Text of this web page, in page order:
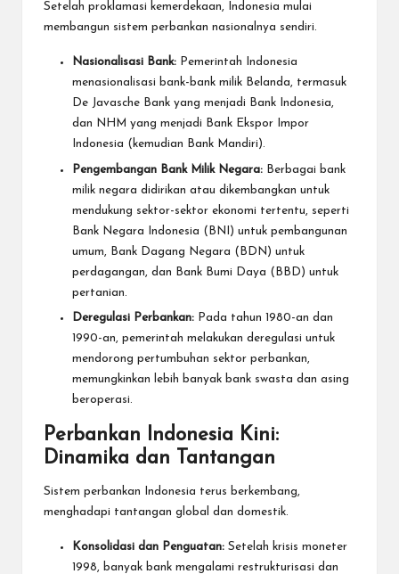
Setelah proklamasi kemerdekaan, Indonesia mulai
membangun sistem perbankan nasionalnya sendiri.
Nasionalisasi Bank: Pemerintah Indonesia
menasionalisasi bank-bank milik Belanda, termasuk
De Javasche Bank yang menjadi Bank Indonesia,
dan NHM yang menjadi Bank Ekspor Impor
Indonesia (kemudian Bank Mandiri).
Pengembangan Bank Milik Negara: Berbagai bank
milik negara didirikan atau dikembangkan untuk
mendukung sektor-sektor ekonomi tertentu, seperti
Bank Negara Indonesia (BNI) untuk pembangunan
umum, Bank Dagang Negara (BDN) untuk
perdagangan, dan Bank Bumi Daya (BBD) untuk
pertanian.
Deregulasi Perbankan: Pada tahun 1980-an dan
1990-an, pemerintah melakukan deregulasi untuk
mendorong pertumbuhan sektor perbankan,
memungkinkan lebih banyak bank swasta dan asing
beroperasi.
Perbankan Indonesia Kini:
Dinamika dan Tantangan
Sistem perbankan Indonesia terus berkembang,
menghadapi tantangan global dan domestik.
Konsolidasi dan Penguatan: Setelah krisis moneter
1998, banyak bank mengalami restrukturisasi dan